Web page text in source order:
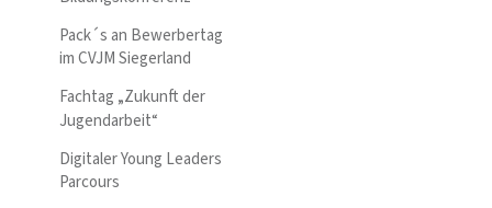
Pack´s an Bewerbertag
im CVJM Siegerland
Fachtag „Zukunft der
Jugendarbeit“
Digitaler Young Leaders
Parcours